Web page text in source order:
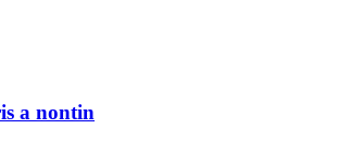
a nontin